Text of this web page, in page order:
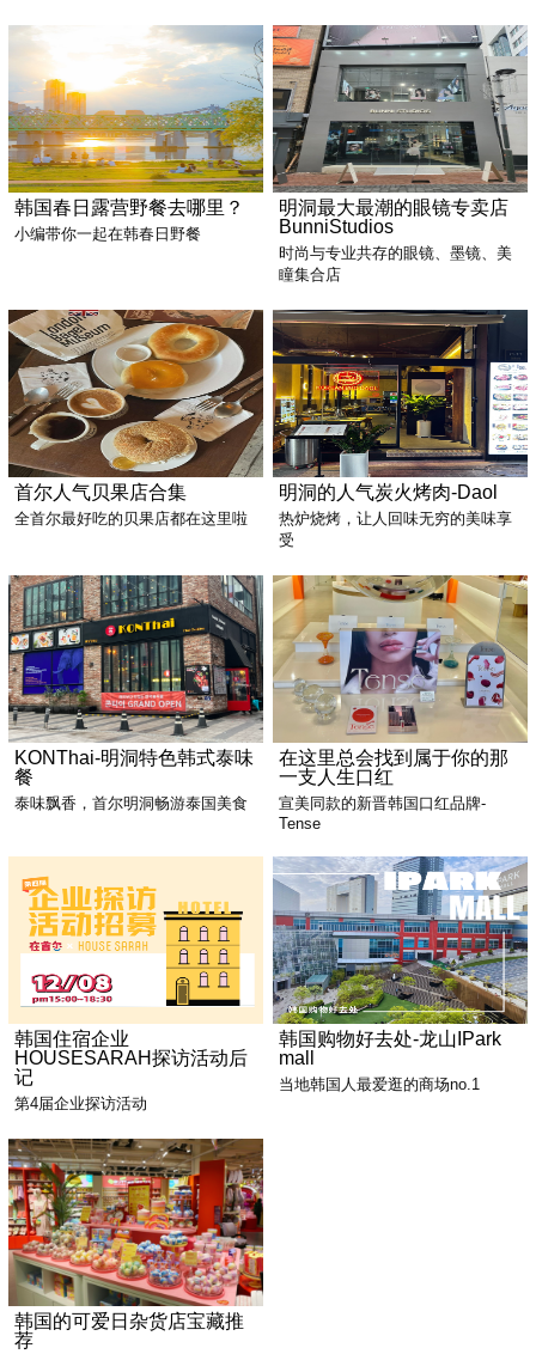
韩国春日露营野餐去哪里？
小编带你一起在韩春日野餐
明洞最大最潮的眼镜专卖店
BunniStudios
时尚与专业共存的眼镜、墨镜、美
瞳集合店
首尔人气贝果店合集
全首尔最好吃的贝果店都在这里啦
明洞的人气炭火烤肉-Daol
热炉烧烤，让人回味无穷的美味享
受
KONThai-明洞特色韩式泰味
餐
泰味飘香，首尔明洞畅游泰国美食
在这里总会找到属于你的那
一支人生口红
宣美同款的新晋韩国口红品牌-
Tense
韩国住宿企业
HOUSESARAH探访活动后
记
第4届企业探访活动
韩国购物好去处-龙山IPark
mall
当地韩国人最爱逛的商场no.1
韩国的可爱日杂货店宝藏推
荐